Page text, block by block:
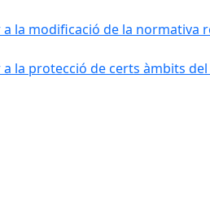
la modificació de la normativa
la protecció de certs àmbits